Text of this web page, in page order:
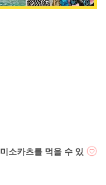
소카츠를 먹을 수 있